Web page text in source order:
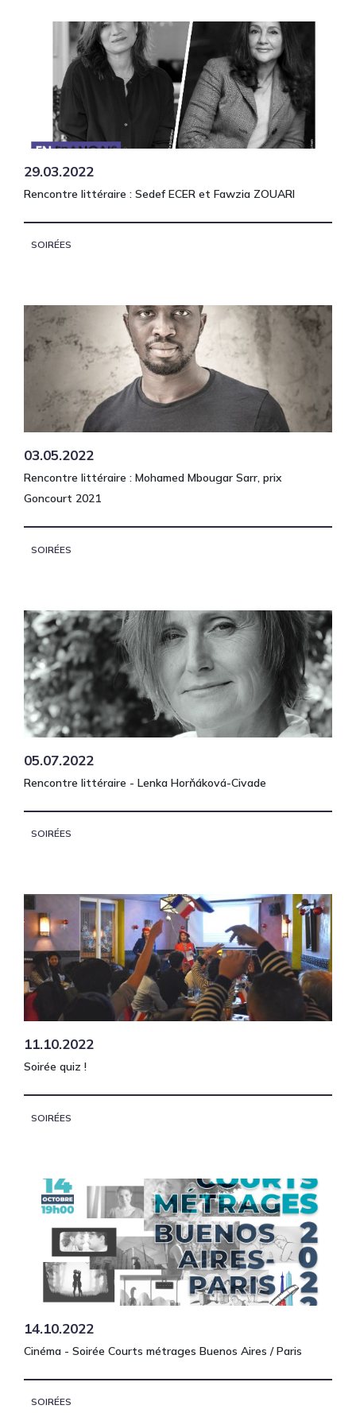
29.03.2022
Rencontre littéraire : Sedef ECER et Fawzia ZOUARI
SOIRÉES
03.05.2022
Rencontre littéraire : Mohamed Mbougar Sarr, prix
Goncourt 2021
SOIRÉES
05.07.2022
Rencontre littéraire - Lenka Horňáková-Civade
SOIRÉES
11.10.2022
Soirée quiz !
SOIRÉES
14.10.2022
Cinéma - Soirée Courts métrages Buenos Aires / Paris
SOIRÉES